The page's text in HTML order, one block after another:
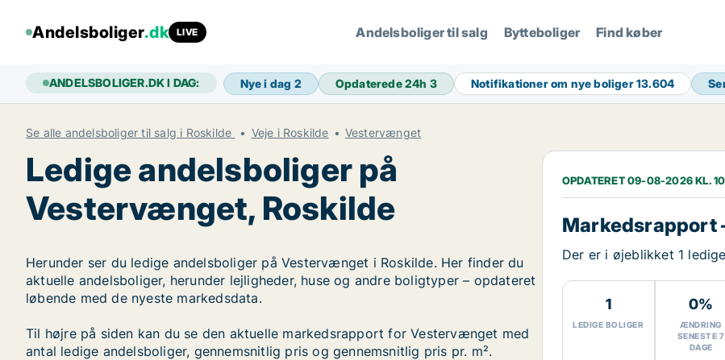
Andelsboliger.dk LIVE Andelsboliger til salg Bytteboliger Find køber
ANDELSBOLIGER.DK I DAG: Nye i dag 2 Opdaterede 24h 3 Notifikationer om nye boliger13.604
Se alle andelsboliger til salg i Roskilde Veje i Roskilde Vestervænget
Ledige andelsboliger på
Vestervænget, Roskilde
Herunder ser du ledige andelsboliger på Vestervænget i Roskilde. Her finder du
aktuelle andelsboliger, herunder lejligheder, huse og andre boligtyper – opdateret
løbende med de nyeste markedsdata.
Til højre på siden kan du se den aktuelle markedsrapport for Vestervænget med
antal ledige andelsboliger, gennemsnitlig pris og gennemsnitlig pris pr. m².
OPDATERET 09-08-2026 KL.
Markedsrapport
Der er i øjeblikket 1
1
LEDIGE BOLIGER
0%
ÆNDRING
SENESTE 7
DAGE